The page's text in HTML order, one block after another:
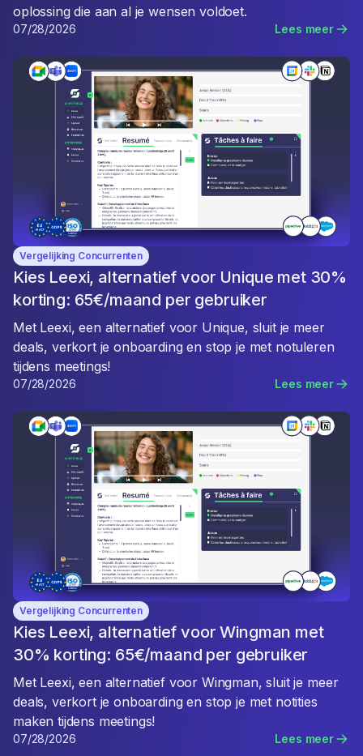
oplossing die aan al je wensen voldoet.
07/28/2026 Lees meer
Vergelijking Concurrenten
Kies Leexi, alternatief voor Unique met 30%
korting: 65€/maand per gebruiker
Met Leexi, een alternatief voor Unique, sluit je meer
deals, verkort je onboarding en stop je met notuleren
tijdens meetings!
07/28/2026 Lees meer
Vergelijking Concurrenten
Kies Leexi, alternatief voor Wingman met
30% korting: 65€/maand per gebruiker
Met Leexi, een alternatief voor Wingman, sluit je meer
deals, verkort je onboarding en stop je met notities
maken tijdens meetings!
07/28/2026 Lees meer